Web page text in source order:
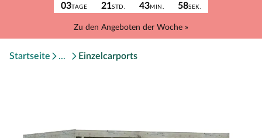
03TAGE 21STD. 43MIN. 58SEK.
Zu den Angeboten der Woche »
Startseite Einzelcarports